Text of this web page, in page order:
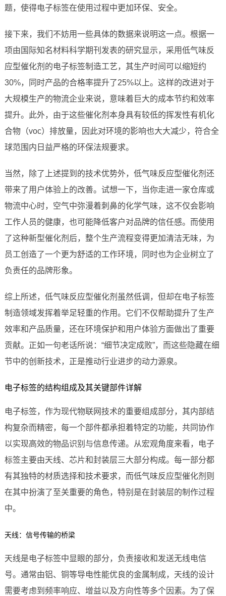
题，使得电子标签在使用过程中更加环保、安全。
接下来，我们不妨用一些具体的数据来说明这一点。根据一
项由国际知名材料科学期刊发表的研究显示，采用低气味反
应型催化剂的电子标签制造工艺，其生产时间可以缩短约
30%，同时产品的合格率提升了25%以上。这样的改进对于
大规模生产的物流企业来说，意味着巨大的成本节约和效率
提升。此外，由于这些催化剂本身具有较低的挥发性有机化
合物（voc）排放量，因此对环境的影响也大大减少，符合全
球范围内日益严格的环保法规要求。
当然，除了上述提到的技术优势外，低气味反应型催化剂还
带来了用户体验上的改善。试想一下，当你走进一家仓库或
物流中心时，空气中弥漫着刺鼻的化学气味，这不仅会影响
工作人员的健康，也可能降低客户对品牌的信任感。而使用
了这种新型催化剂后，整个生产流程变得更加清洁无味，为
员工创造了一个更为舒适的工作环境，同时也为企业树立了
负责任的品牌形象。
综上所述，低气味反应型催化剂虽然低调，但却在电子标签
制造领域发挥着举足轻重的作用。它们不仅帮助提升了生产
效率和产品质量，还在环境保护和用户体验方面做出了重要
贡献。正如一句老话所说：“细节决定成败”，而这些隐藏在细
节中的创新技术，正是推动行业进步的动力源泉。
电子标签的结构组成及其关键部件详解
电子标签，作为现代物联网技术的重要组成部分，其内部结
构复杂而精密，每一个部件都承担着特定的功能，共同协作
以实现高效的物品识别与信息传递。从宏观角度来看，电子
标签主要由天线、芯片和封装层三大部分构成。每一部分都
有其独特的材质选择和技术要求，而低气味反应型催化剂则
在其中扮演了至关重要的角色，特别是在封装层的制作过程
中。
天线：信号传输的桥梁
天线是电子标签中显眼的部分，负责接收和发送无线电信
号。通常由铝、铜等导电性能优良的金属制成，天线的设计
需要考虑到频率响应、增益以及方向性等多个因素。为了保